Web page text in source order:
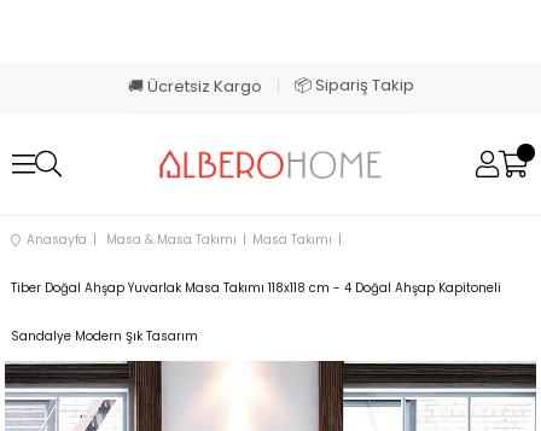
🚚 Ücretsiz Kargo 📦 Sipariş Takip
Anasayfa Masa & Masa Takımı Masa Takımı
Tiber Doğal Ahşap Yuvarlak Masa Takımı 118x118 cm - 4 Doğal Ahşap Kapitoneli
Sandalye Modern Şık Tasarım